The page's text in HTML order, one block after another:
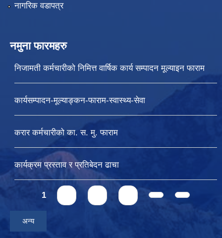
नागरिक वडापत्र
नमुना फारमहरु
निजामती कर्मचारीको निमित्त वार्षिक कार्य सम्पादन मूल्याइन फाराम
कार्यसम्पादन-मूल्याङ्कन-फाराम-स्वास्थ्य-सेवा
करार कर्मचारीको का. स. मु. फाराम
कार्यक्रम प्रस्ताव र प्रतिबेदन ढाचा
Pages
1
अन्य